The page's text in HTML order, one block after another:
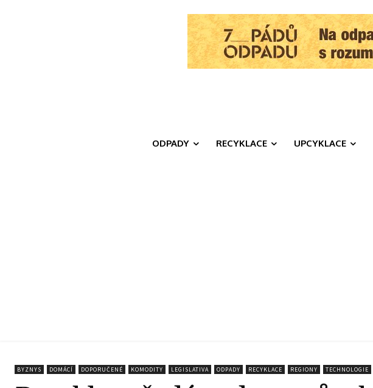
ODPADY RECYKLACE UPCYKLACE
BYZNYS DOMÁCÍ DOPORUČENÉ KOMODITY LEGISLATIVA ODPADY RECYKLACE REGIONY TECHNOLOGIE